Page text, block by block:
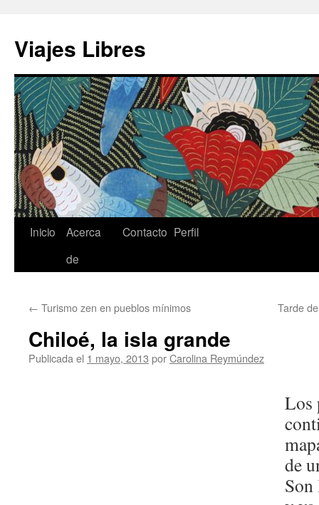
contenido
Viajes Libres
Inicio
Acerca
de
Contacto Perfil
← Turismo zen en pueblos mínimos Tarde
Chiloé, la isla grande
Publicada el 1 mayo, 2013 porCarolina Reymúndez
Los
de
Son